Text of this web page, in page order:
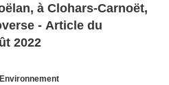
à Clohars-Carnoët,
- Article du
2022